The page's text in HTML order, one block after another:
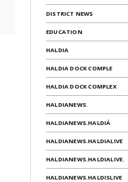
DISTRICT NEWS
EDUCATION
HALDIA
HALDIA DOCK COMPLE
HALDIA DOCK COMPLEX
HALDIANEWS.
HALDIANEWS.HALDIÁ
HALDIANEWS.HALDIALIVE
HALDIANEWS.HALDIALIVE.
HALDIANEWS.HALDISLIVE